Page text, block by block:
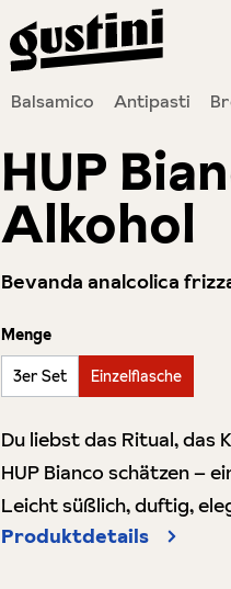
Balsamico Antipasti
HUP
Alkohol
Bevanda analcolica
Du liebst das Ritual, das
HUP Bianco schätzen –
Leicht süßlich, duftig,
Produktdetails
Mengeauswählen
3er Set
Einzelflasche